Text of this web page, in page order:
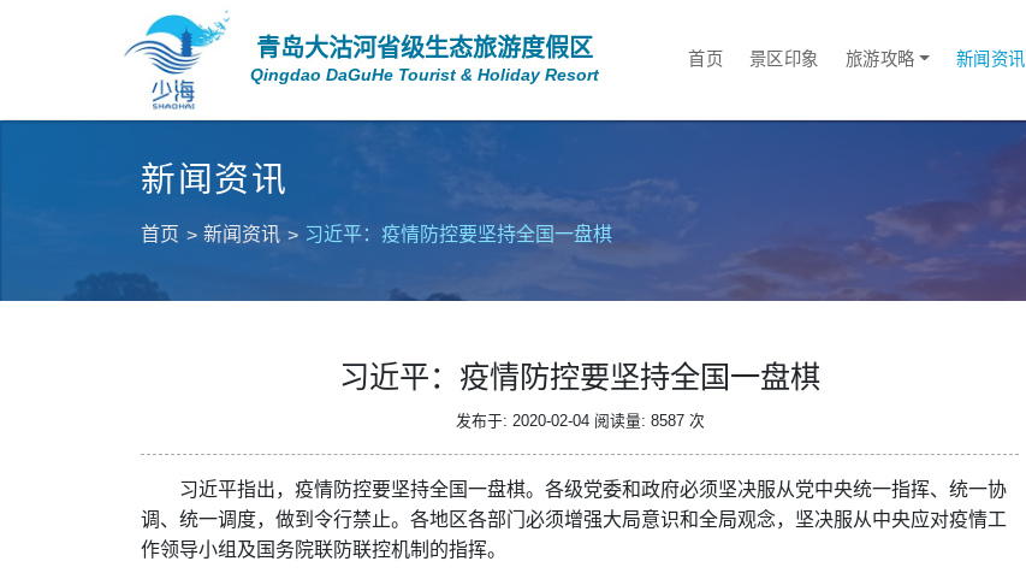
青岛大沽河省级生态旅游度假区
Qingdao DaGuHe Tourist & Holiday Resort
首页 景区印象 旅游攻略 新闻资讯
新闻资讯
首页 新闻资讯 习近平：疫情防控要坚持全国一盘棋
习近平：疫情防控要坚持全国一盘棋
发布于: 2020-02-04 阅读量: 8587 次
习近平指出，疫情防控要坚持全国一盘棋。各级党委和政府必须坚决服从党中央统一指挥、统一协
调、统一调度，做到令行禁止。各地区各部门必须增强大局意识和全局观念，坚决服从中央应对疫情工
作领导小组及国务院联防联控机制的指挥。